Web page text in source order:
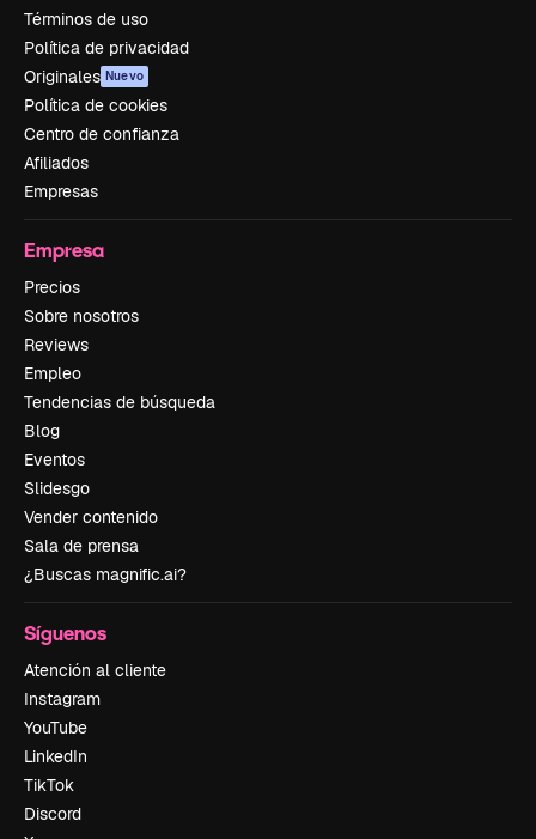
Términos de uso
Política de privacidad
Originales Nuevo
Política de cookies
Centro de confianza
Afiliados
Empresas
Empresa
Precios
Sobre nosotros
Reviews
Empleo
Tendencias de búsqueda
Blog
Eventos
Slidesgo
Vender contenido
Sala de prensa
¿Buscas magnific.ai?
Síguenos
Atención al cliente
Instagram
YouTube
LinkedIn
TikTok
Discord